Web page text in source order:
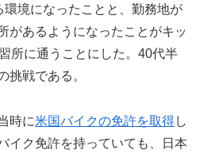
環境になったことと、勤務地が
があるようになったことがキッ
所に通うことにした。40代半
挑戦である。
時に米国バイクの免許を取得し
イク免許を持っていても、日本